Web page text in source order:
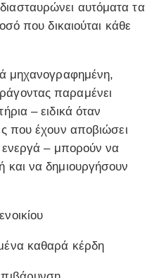
αυτόματα τα
που δικαιούται κάθε
μηχανογραφημένη,
παραμένει
– ειδικά όταν
που έχουν αποβιώσει
ενεργά – μπορούν να
και να δημιουργήσουν
καθαρά κέρδη